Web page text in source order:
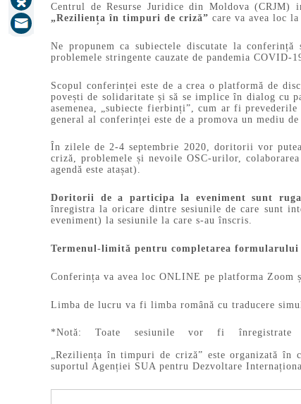
Centrul de Resurse Juridice din Moldova
„Reziliența în timpuri de criză” care va avea loc la
Ne propunem ca subiectele discutate la
problemele stringente cauzate de pandemia COVID-
Scopul conferinței este de a crea o platformă de
povești de solidaritate și să se implice în dialog cu
asemenea, „subiecte fierbinți”, cum ar fi
general al conferinței este de a promova un mediu
În zilele de 2-4 septembrie 2020, doritorii vor
criză, problemele și nevoile OSC-urilor,
agendă este atașat).
Doritorii de a participa la eveniment sunt
înregistra la oricare dintre sesiunile de care sunt
eveniment) la sesiunile la care s-au înscris.
Termenul-limită pentru completarea formularului
Conferința va avea loc ONLINE pe platforma Zoom
Limba de lucru va fi limba română cu traducere
*Notă: Toate
„Reziliența în timpuri de criză” este organizată în
suportul Agenției SUA pentru Dezvoltare